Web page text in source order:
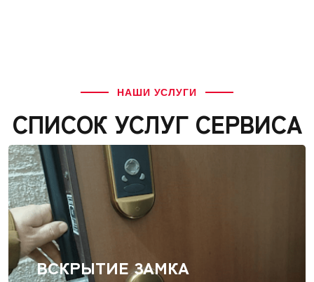
НАШИ УСЛУГИ
СПИСОК УСЛУГ СЕРВИСА
ВСКРЫТИЕ ЗАМКА